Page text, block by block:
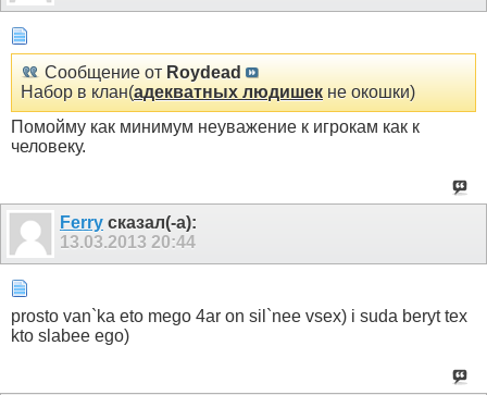
Сообщение от Roydead
Набор в клан(адекватных людишек не окошки)
Помойму как минимум неуважение к игрокам как к
человеку.
Ferry сказал(-а):
13.03.2013 20:44
prosto van`ka eto mego 4ar on sil`nee vsex) i suda beryt tex
kto slabee ego)